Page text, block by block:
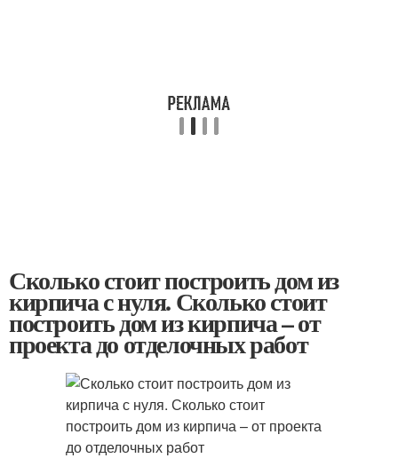
Сколько стоит построить дом из
кирпича с нуля. Сколько стоит
построить дом из кирпича – от
проекта до отделочных работ